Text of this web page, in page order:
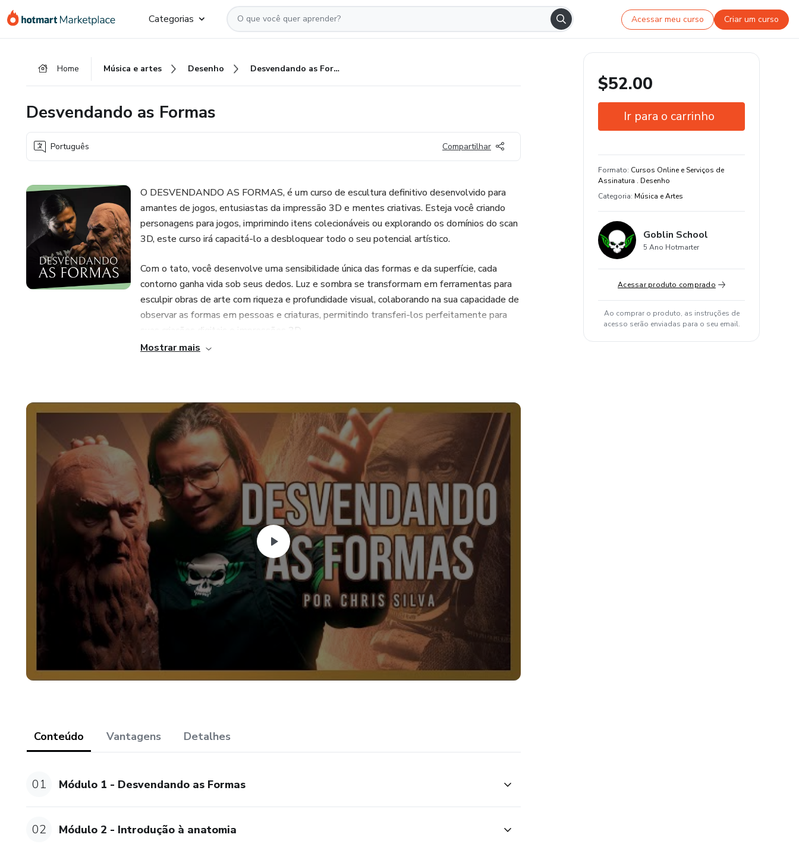
para
para
para
Categorias Acessar meu curso Criar um curso
Home Música e artes Desenho Desvendando as Formas
Desvendando as Formas
Português Compartilhar
O DESVENDANDO AS FORMAS, é um curso de escultura definitivo desenvolvido para
amantes de jogos, entusiastas da impressão 3D e mentes criativas. Esteja você criando
personagens para jogos, imprimindo itens colecionáveis ou explorando os domínios do scan
3D, este curso irá capacitá-lo a desbloquear todo o seu potencial artístico.
Com o tato, você desenvolve uma sensibilidade única das formas e da superfície, cada
contorno ganha vida sob seus dedos. Luz e sombra se transformam em ferramentas para
esculpir obras de arte com riqueza e profundidade visual, colaborando na sua capacidade de
observar as formas em pessoas e criaturas, permitindo transferi-los perfeitamente para
suas criações digitais e impressões 3D.
Não é necessário nenhum conhecimento prévio ou habilidades de desenho. Apenas paixão
pela criatividade e vontade de aprender.
Mostrar mais
Conteúdo Vantagens Detalhes
01 Módulo 1 - Desvendando as Formas
02 Módulo 2 - Introdução à anatomia
$52.00
Ir para o carrinho
Estude do seu jeito e em qualquer
dispositivo
34 aula de conteúdo original
Formato: Cursos Online e Serviços de
Assinatura . Desenho
Categoria: Música e Artes
Goblin School
5 Ano Hotmarter
Acessar produto comprado
Ao comprar o produto, as instruções de
acesso serão enviadas para o seu email.